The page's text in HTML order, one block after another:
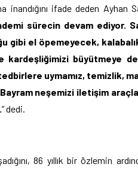
inandığını ifade deden Ayhan
sürecin devam ediyor.
gibi el öpemeyecek,
kardeşliğimizi büyütmeye
uymamız, temizlik,
Bayram neşemizi iletişim
” dedi.
86 yıllık bir özlemin